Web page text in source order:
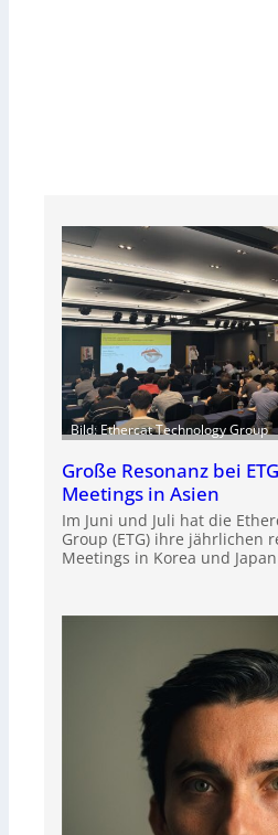
Bild: Ethercat Technology Group
Große Resonanz bei
Meetings in Asien
Im Juni und Juli hat die
Group (ETG) ihre jährlichen
Meetings in Korea und